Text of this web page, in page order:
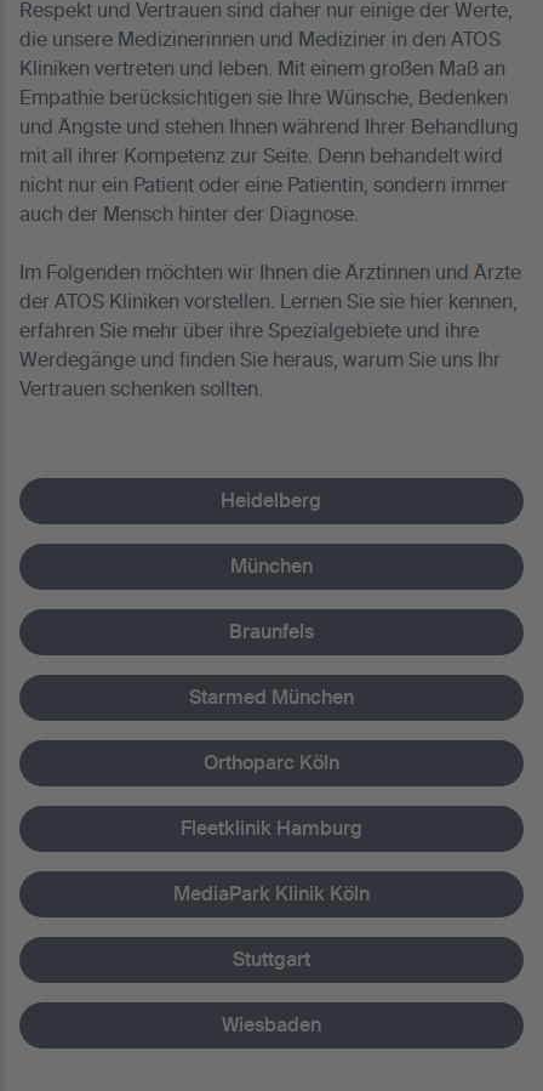
Respekt und Vertrauen sind daher nur einige der Werte,
die unsere Medizinerinnen und Mediziner in den ATOS
Kliniken vertreten und leben. Mit einem großen Maß an
Empathie berücksichtigen sie Ihre Wünsche, Bedenken
und Ängste und stehen Ihnen während Ihrer Behandlung
mit all ihrer Kompetenz zur Seite. Denn behandelt wird
nicht nur ein Patient oder eine Patientin, sondern immer
auch der Mensch hinter der Diagnose.
Im Folgenden möchten wir Ihnen die Ärztinnen und Ärzte
der ATOS Kliniken vorstellen. Lernen Sie sie hier kennen,
erfahren Sie mehr über ihre Spezialgebiete und ihre
Werdegänge und finden Sie heraus, warum Sie uns Ihr
Vertrauen schenken sollten.
Heidelberg
München
Braunfels
Starmed München
Orthoparc Köln
Fleetklinik Hamburg
MediaPark Klinik Köln
Stuttgart
Wiesbaden